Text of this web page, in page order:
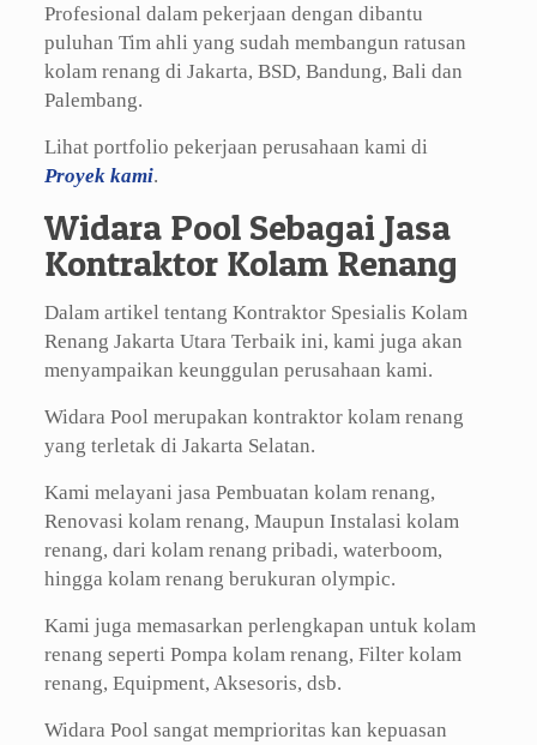
Profesional dalam pekerjaan dengan dibantu
puluhan Tim ahli yang sudah membangun ratusan
kolam renang di Jakarta, BSD, Bandung, Bali dan
Palembang.
Lihat portfolio pekerjaan perusahaan kami di
Proyek kami.
Widara Pool Sebagai Jasa
Kontraktor Kolam Renang
Dalam artikel tentang Kontraktor Spesialis Kolam
Renang Jakarta Utara Terbaik ini, kami juga akan
menyampaikan keunggulan perusahaan kami.
Widara Pool merupakan kontraktor kolam renang
yang terletak di Jakarta Selatan.
Kami melayani jasa Pembuatan kolam renang,
Renovasi kolam renang, Maupun Instalasi kolam
renang, dari kolam renang pribadi, waterboom,
hingga kolam renang berukuran olympic.
Kami juga memasarkan perlengkapan untuk kolam
renang seperti Pompa kolam renang, Filter kolam
renang, Equipment, Aksesoris, dsb.
Widara Pool sangat memprioritas kan kepuasan